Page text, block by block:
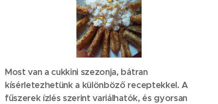
Most van a cukkini szezonja, bátran
kísérletezhetünk a különböző receptekkel. A
fűszerek ízlés szerint variálhatók, és gyorsan